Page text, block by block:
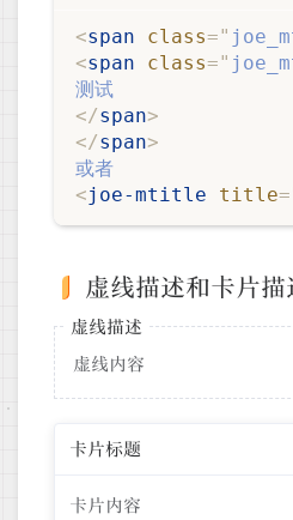
<span class="
<span class="
</span>
</span>
<joe-mtitle title=
虚线描述和卡片描
虚线描述
虚线内容
卡片标题
卡片内容